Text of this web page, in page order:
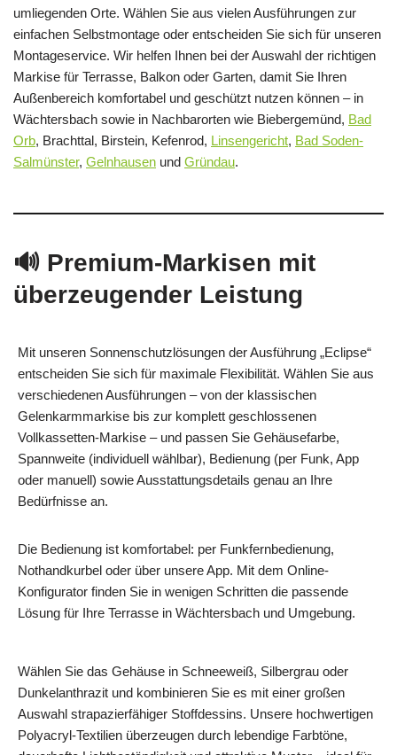
umliegenden Orte. Wählen Sie aus vielen Ausführungen zur
einfachen Selbstmontage oder entscheiden Sie sich für unseren
Montageservice. Wir helfen Ihnen bei der Auswahl der richtigen
Markise für Terrasse, Balkon oder Garten, damit Sie Ihren
Außenbereich komfortabel und geschützt nutzen können – in
Wächtersbach sowie in Nachbarorten wie Biebergemünd, Bad
Orb, Brachttal, Birstein, Kefenrod, Linsengericht, Bad Soden-
Salmünster, Gelnhausen und Gründau.
🔊 Premium-Markisen mit
überzeugender Leistung
Mit unseren Sonnenschutzlösungen der Ausführung „Eclipse“
entscheiden Sie sich für maximale Flexibilität. Wählen Sie aus
verschiedenen Ausführungen – von der klassischen
Gelenkarmmarkise bis zur komplett geschlossenen
Vollkassetten-Markise – und passen Sie Gehäusefarbe,
Spannweite (individuell wählbar), Bedienung (per Funk, App
oder manuell) sowie Ausstattungsdetails genau an Ihre
Bedürfnisse an.
Die Bedienung ist komfortabel: per Funkfernbedienung,
Nothandkurbel oder über unsere App. Mit dem Online-
Konfigurator finden Sie in wenigen Schritten die passende
Lösung für Ihre Terrasse in Wächtersbach und Umgebung.
Wählen Sie das Gehäuse in Schneeweiß, Silbergrau oder
Dunkelanthrazit und kombinieren Sie es mit einer großen
Auswahl strapazierfähiger Stoffdessins. Unsere hochwertigen
Polyacryl-Textilien überzeugen durch lebendige Farbtöne,